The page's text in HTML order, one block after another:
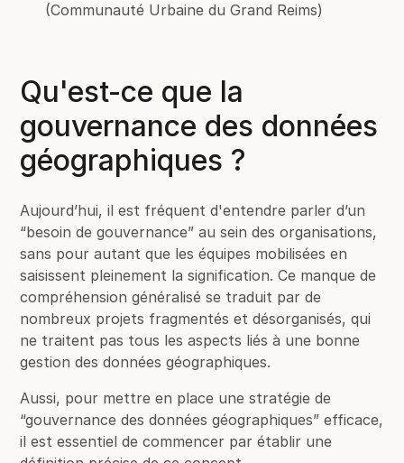
(Communauté Urbaine du Grand Reims)
Qu'est-ce que la
gouvernance des données
géographiques ?
Aujourd’hui, il est fréquent d'entendre parler d’un
“besoin de gouvernance” au sein des organisations,
sans pour autant que les équipes mobilisées en
saisissent pleinement la signification. Ce manque de
compréhension généralisé se traduit par de
nombreux projets fragmentés et désorganisés, qui
ne traitent pas tous les aspects liés à une bonne
gestion des données géographiques.
Aussi, pour mettre en place une stratégie de
“gouvernance des données géographiques” efficace,
il est essentiel de commencer par établir une